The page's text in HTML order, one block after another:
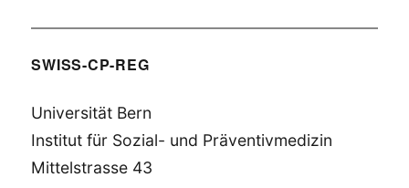
SWISS-CP-REG
Universität Bern
Institut für Sozial- und Präventivmedizin
Mittelstrasse 43